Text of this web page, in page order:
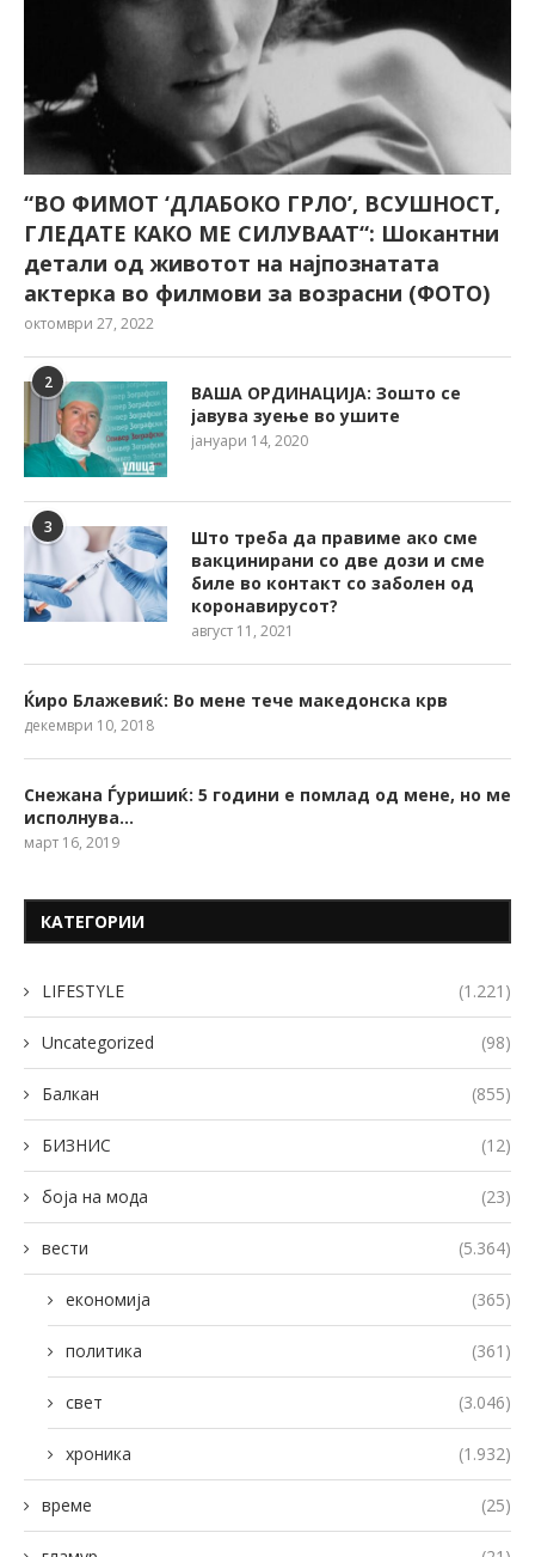
“ВО ФИМОТ ‘ДЛАБОКО ГРЛО’, ВСУШНОСТ,
ГЛЕДАТЕ КАКО МЕ СИЛУВААТ“: Шокантни
детали од животот на најпознатата
актерка во филмови за возрасни (ФОТО)
октомври 27, 2022
2
ВАША ОРДИНАЦИЈА: Зошто се
јавува зуење во ушите
јануари 14, 2020
3
Што треба да правиме ако сме
вакцинирани со две дози и сме
биле во контакт со заболен од
коронавирусот?
август 11, 2021
Ќиро Блажевиќ: Во мене тече македонска крв
декември 10, 2018
Снежана Ѓуришиќ: 5 години е помлад од мене, но ме
исполнува…
март 16, 2019
КАТЕГОРИИ
LIFESTYLE (1.221)
Uncategorized (98)
Балкан (855)
БИЗНИС (12)
боја на мода (23)
вести (5.364)
економија (365)
политика (361)
свет (3.046)
хроника (1.932)
време (25)